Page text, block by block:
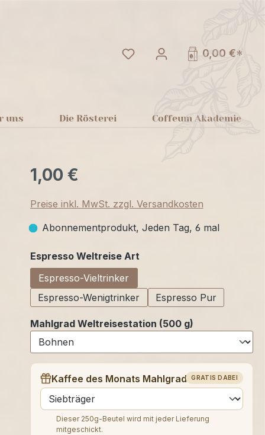
Du hast 0 Produkte auf
0,00 €*
uns Die Rösterei Coffeum Akademie
1,00 €
Preise inkl. MwSt. zzgl. Versandkosten
Abonnementprodukt, Jeden Tag, 6 mal
Espresso Weltreise Artauswählen
Espresso-Vieltrinker
Espresso-Wenigtrinker
Espresso Pur
Mahlgrad Weltreisestation (500 g)
GRATIS DABEI
Kaffee des Monats Mahlgrad (250 g)
auswählen
Dieser 250g-Beutel wird mit jeder Lieferung
mitgeschickt.